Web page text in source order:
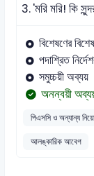
3.'মরি মরি! কি
বিশেষণের
পদাশ্রিত
সমুচ্চয়ী অব্যয়
অনন্বয়ী
পিএসসি ও অন্যান্য
আলঙ্কারিক আবেগ